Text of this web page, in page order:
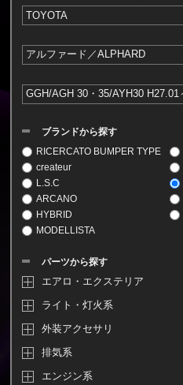
ブランドから探す
RICERCATO BUMPER TYPE
createur
L.S.C
ARCANO
HYBRID
MODELLISTA
パーツから探す
エアロ・エクステリア
ライト・灯火系
外装アクセサリ
排気系
エンジン系